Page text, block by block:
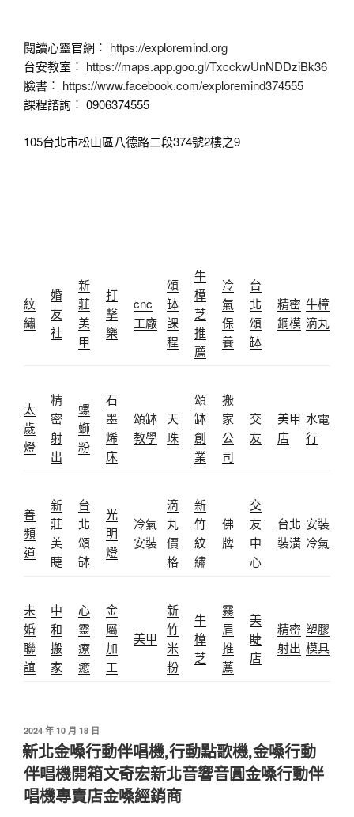
閱讀心靈官網︰ https://exploremind.org
台安教室︰ https://maps.app.goo.gl/TxcckwUnNDDziBk36
臉書︰ https://www.facebook.com/exploremind374555
課程諮詢︰ 0906374555
105台北市松山區八德路二段374號2樓之9
紋
繡
婚
友
社
新
莊
美
甲
打
擊
樂
cnc
工廠
頌
缽
課
程
牛
樟
芝
推
薦
冷
氣
保
養
台
北
頌
缽
精密
鋼模
牛樟
滴丸
太
歲
燈
精
密
射
出
螺
螄
粉
石
墨
烯
床
頌缽
教學
天
珠
頌
缽
創
業
搬
家
公
司
交
友
美甲
店
水電
行
善
頻
道
新
莊
美
睫
台
北
頌
缽
光
明
燈
冷氣
安裝
滴
丸
價
格
新
竹
紋
繡
佛
牌
交
友
中
心
台北
裝潢
安裝
冷氣
未
婚
聯
誼
中
和
搬
家
心
靈
療
癒
金
屬
加
工
美甲
新
竹
米
粉
牛
樟
芝
霧
眉
推
薦
美
睫
店
精密
射出
塑膠
模具
發
佈
於
2024 年 10 月 18 日
新北金嗓行動伴唱機,行動點歌機,金嗓行動
伴唱機開箱文奇宏新北音響音圓金嗓行動伴
唱機專賣店金嗓經銷商